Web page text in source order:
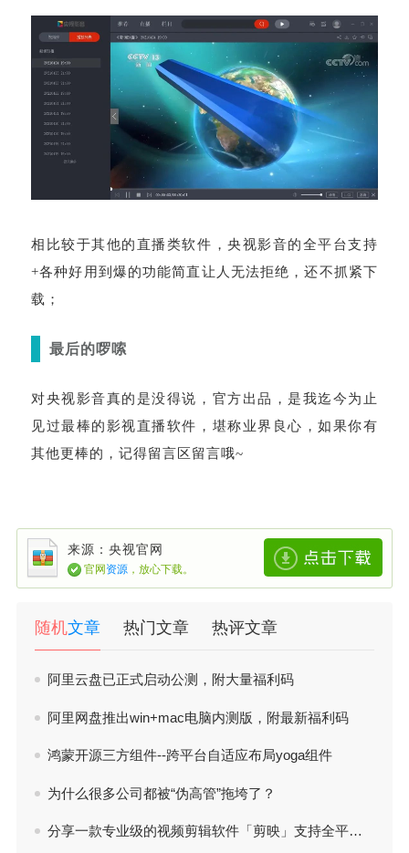
相比较于其他的直播类软件，央视影音的全平台支持
+各种好用到爆的功能简直让人无法拒绝，还不抓紧下
载；
最后的啰嗦
对央视影音真的是没得说，官方出品，是我迄今为止
见过最棒的影视直播软件，堪称业界良心，如果你有
其他更棒的，记得留言区留言哦~
来源：央视官网
官网 资源 ，放心下载。
随机文章 热门文章 热评文章
阿里云盘已正式启动公测，附大量福利码
阿里网盘推出win+mac电脑内测版，附最新福利码
鸿蒙开源三方组件--跨平台自适应布局yoga组件
为什么很多公司都被“伪高管”拖垮了？
分享一款专业级的视频剪辑软件「剪映」支持全平台 电脑端下载